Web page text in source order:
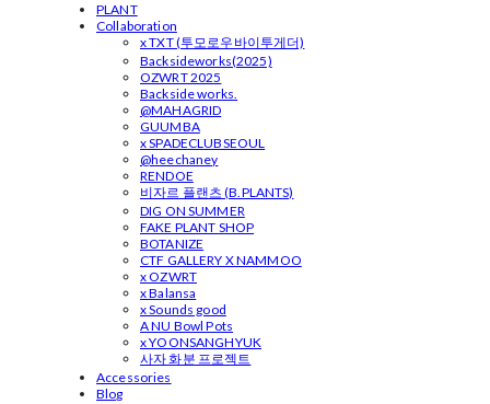
PLANT
Collaboration
x TXT (투모로우바이투게더)
Backsideworks(2025)
OZWRT 2025
Backside works.
@MAHAGRID
GUUMBA
x SPADECLUBSEOUL
@heechaney
RENDOE
비자르 플랜츠 (B.PLANTS)
DIG ON SUMMER
FAKE PLANT SHOP
BOTANIZE
CTF GALLERY X NAMMOO
x OZWRT
x Balansa
x Sounds good
A NU Bowl Pots
x YOONSANGHYUK
사자 화분 프로젝트
Accessories
Blog